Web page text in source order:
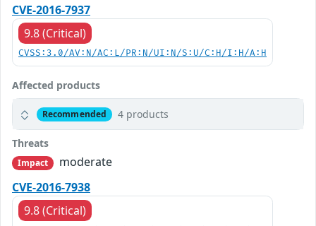
CVE-2016-7937
9.8 (Critical)
CVSS:3.0/AV:N/AC:L/PR:N/UI:N/S:U/C:H/I:H/A:H
Affected products
Recommended 4 products
Threats
Impact
moderate
CVE-2016-7938
9.8 (Critical)